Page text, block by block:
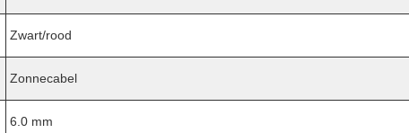
Zwart/rood
Zonnecabel
6.0 mm